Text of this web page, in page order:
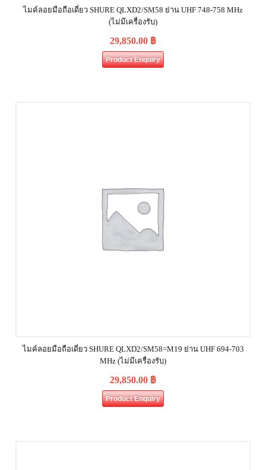
ไมค์ลอยมือถือเดี่ยว SHURE QLXD2/SM58 ย่าน UHF 748-758 MHz
(ไม่มีเครื่องรับ)
29,850.00 ฿
Product Enquiry
ไมค์ลอยมือถือเดี่ยว SHURE QLXD2/SM58=M19 ย่าน UHF 694-703
MHz (ไม่มีเครื่องรับ)
29,850.00 ฿
Product Enquiry